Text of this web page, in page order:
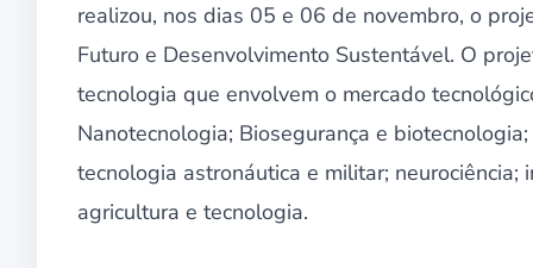
realizou, nos dias 05 e 06 de novembro, o
Futuro e Desenvolvimento Sustentável. O
tecnologia que envolvem o mercado
Nanotecnologia; Biosegurança e
tecnologia astronáutica e militar;
agricultura e tecnologia.